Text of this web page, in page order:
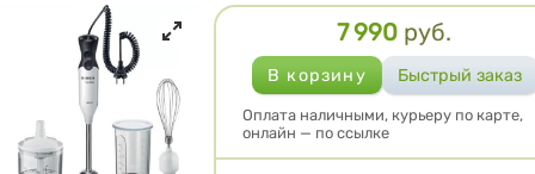
Цена
7 990 руб.
Оплата наличными, курьеру по карте,
онлайн — по ссылке